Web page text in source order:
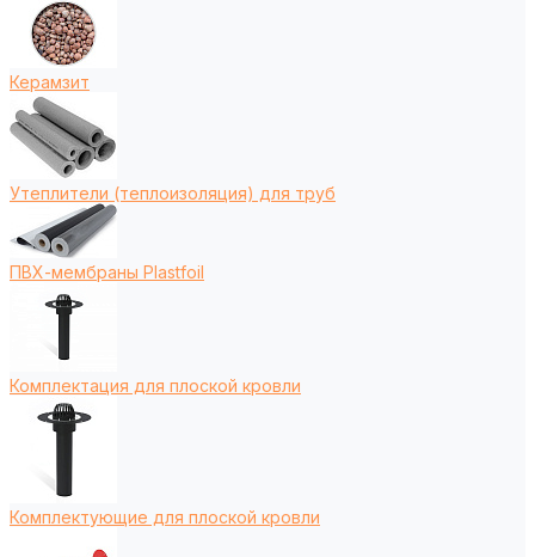
Керамзит
Утеплители (теплоизоляция) для труб
ПВХ-мембраны Plastfoil
Комплектация для плоской кровли
Комплектующие для плоской кровли